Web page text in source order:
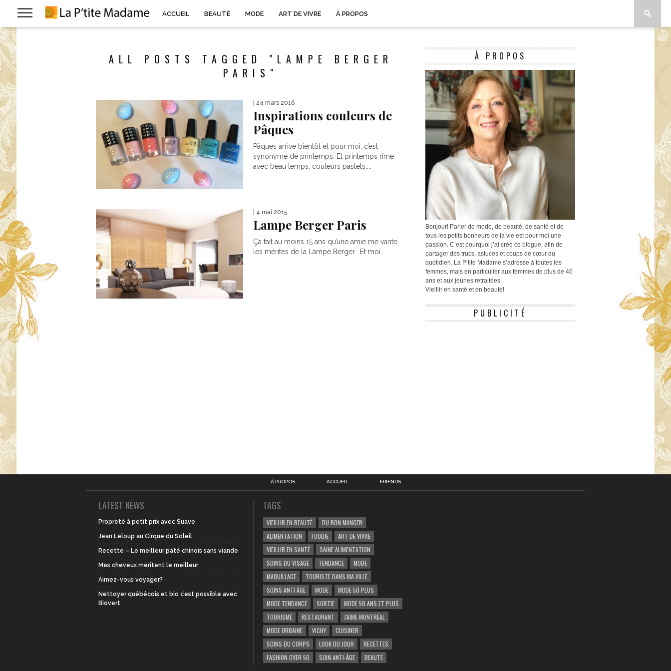
ACCUEIL BEAUTÉ MODE ART DE VIVRE À PROPOS
ALL POSTS TAGGED "LAMPE BERGER
PARIS"
| 24 mars 2016
Inspirations couleurs de
Pâques
Pâques arrive bientôt et pour moi, c’est
synonyme de printemps. Et printemps rime
avec beau temps, couleurs pastels,...
| 4 mai 2015
Lampe Berger Paris
Ça fait au moins 15 ans qu’une amie me vante
les mérites de la Lampe Berger. Et moi...
À PROPOS
Bonjour! Parler de mode, de beauté, de santé et de
tous les petits bonheurs de la vie est pour moi une
passion. C’est pourquoi j’ai créé ce blogue, afin de
partager des trucs, astuces et coups de cœur du
quotidien. La P’tite Madame s’adresse à toutes les
femmes, mais en particulier aux femmes de plus de 40
ans et aux jeunes retraitées.
Vieillir en santé et en beauté!
PUBLICITÉ
À PROPOS ACCUEIL FRIENDS
LATEST NEWS
Propreté à petit prix avec Suave
Jean Leloup au Cirque du Soleil
Recette – Le meilleur pâté chinois sans viande
Mes cheveux méritent le meilleur
Aimez-vous voyager?
Nettoyer québécois et bio c’est possible avec
Biovert
TAGS
VIEILLIR EN BEAUTÉ
DU BON MANGER
ALIMENTATION
FOODIE
ART DE VIVRE
VIEILLIR EN SANTÉ
SAINE ALIMENTATION
SOINS DU VISAGE
TENDANCE
MODE
MAQUILLAGE
TOURISTE DANS MA VILLE
SOINS ANTI ÂGE
MODE
MODE 50 PLUS
MODE TENDANCE
SORTIE
MODE 50 ANS ET PLUS
TOURISME
RESTAURANT
J'AIME MONTRÉAL
MODE URBAINE
VICHY
CUISINER
SOINS DU CORPS
LOOK DU JOUR
RECETTES
FASHION OVER 50
SOIN ANTI-ÂGE BEAUTÉ